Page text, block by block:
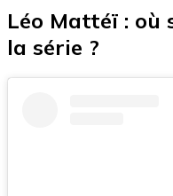
Léo Mattéï : où
la série ?